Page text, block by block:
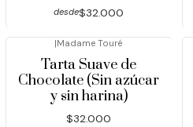
desde$32.000
|Madame Touré
Tarta Suave de
Chocolate (Sin azúcar
y sin harina)
$32.000